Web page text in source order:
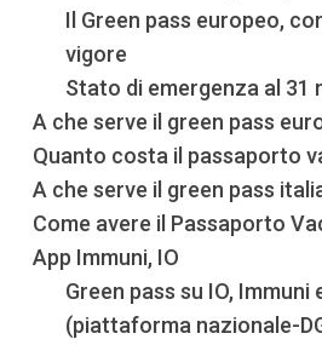
Il Green pass europeo,
vigore
Stato di emergenza al 31
A che serve il green pass
Quanto costa il passaporto
A che serve il green pass
Come avere il Passaporto
App Immuni, IO
Green pass su IO, Immuni
(piattaforma nazionale-